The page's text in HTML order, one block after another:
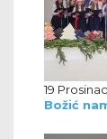
19
Božić